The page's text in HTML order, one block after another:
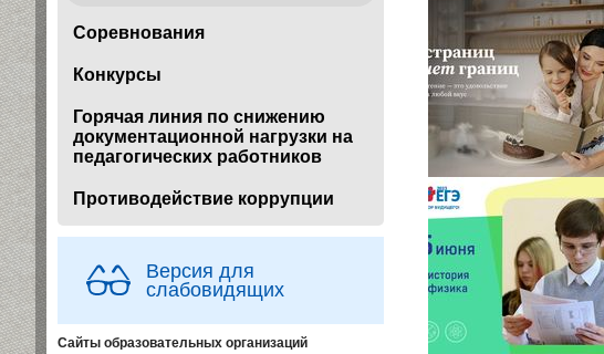
Соревнования
Конкурсы
Горячая линия по снижению
документационной нагрузки на
педагогических работников
Противодействие коррупции
Версия для
слабовидящих
Сайты образовательных организаций